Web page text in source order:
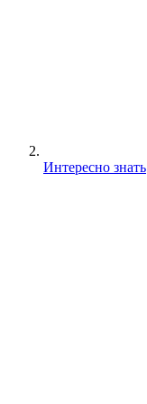
Интересно знать